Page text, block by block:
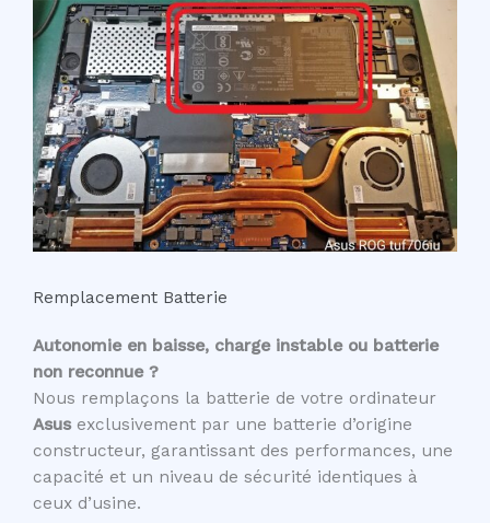
Remplacement Batterie
Autonomie en baisse, charge instable ou batterie
non reconnue ?
Nous remplaçons la batterie de votre ordinateur
Asusexclusivement par une batterie d’origine
constructeur, garantissant des performances, une
capacité et un niveau de sécurité identiques à
ceux d’usine.